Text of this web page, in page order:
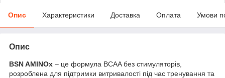
Опис Характеристики Доставка Оплата Умови
Опис
BSN AMINOx – це формула BCAA без стимуляторів,
розроблена для підтримки витривалості під час тренування та